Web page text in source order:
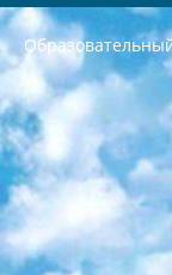
РЕСПУБЛИКА УЗБЕКИСТАН МИНИСТРЕРСТВО ДОШКОЛЬНОГО И ШКОЛЬНОГО ОБРАЗОВАНИЯ КОМАНДА в общеобразовательных учреждениях в 2023-2024 учебном году организация и проведение итоговой государственной аттестации обучающихся о Министра дошкольного и школьного образования Республики Узбекистан от 4 марта 2008 года (постановлением Минюста от 20 марта 2008 года № 1778 государственной регистрации) «Итоговое состояние учащихся общего среднего образования на основании положения об утверждении положения об аттестации общего среднего образования выпускной экзамен студентов в образовательных учреждениях в 2023-2024 учебном году В целях организации и прохождения аттестации приказываю: 1. Следующее: перечень предметов, по которым будет проводиться итоговая государственная аттестация и экзамен формы перевода согласно приложению 1; сертификаты международного образца, оценивающие уровень владения иностранными языками перечень согласно приложению 2; 2. Педагогический при специализированных образовательных учреждениях. научно-практический центр квалификации и международной оценки (Д.Давидова) 2024 г. До 25 марта: задания по предметам, по которым будет проводиться итоговая аттестация разработка и утверждение технических условий; итоговая аттестация на основании разработанного предметного задания разработка вопросов по предметам (устно и письменно), экзамен передача; общеобразовательные средние школы и специальные учебные заведения учащиеся выпускных классов школ и интернатов в агентской системе подготовка базы данных экзаменационных материалов и критериев оценки; перевод базы экзаменационных материалов на все языки обучения подать в Республиканский образовательный центр для изготовления; варианты экзаменов на основе разработанных контрольных материалов пусть будут поставлены задачи формирования. 3. Республиканский образовательный центр (Ш.Худайкулов) до 5 апреля 2024 года. до: база данных предоставленных экзаменационных материалов на все языки обучения перевод и экспертиза; для слепых, слабовидящих, глухих, слабослышащих и умственно отсталых детей учащиеся выпускных классов специализированных школ и школ-интернатов база данных экзаменационных материалов на всех преподаваемых языках подготовка критериев оценки; специализированные школы для умственно отсталых детей и технологии для учащихся выпускных классов школ-интернатов разработка соответствующих рекомендаций и критериев проведения ЕГЭ по естествознанию давать задания. 4. Педагогический при специализированных образовательных учреждениях. Научно-практический центр навыков и международной оценки (Д.Давидова), Республика образовательный центр (Худайкулов Ш.) итоговый государственный аттестационный экзамен ориентирован на творческое и логическое мышление при подготовке базы материалов учитывать введение заданий. 5. Следует отметить, что: сертификат государственного образца о знании общеобразовательного предмета и как минимум национальный уровень B1 по предметам на иностранных языках, указанным в Приложении 2. или международно признанный сертификат эквивалентного уровня студенты, изучающие определенный предмет, освобождаются от экзамена; по соответствующим предметам запланирована итоговая государственная аттестация за день до дня, путем жеребьевки Рабочей группой (в письменной форме по предметам, проводимым в форме) из числа сформированных вариантов выбрано 2 варианта; 2 выбранных варианта экзамена анонсированы на официальном сайте